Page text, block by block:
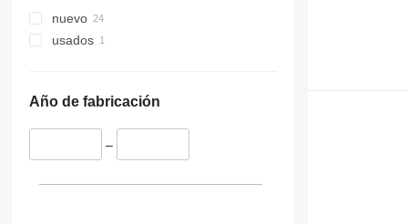
325
326
336
340
nuevo
usados
Año de fabricación
–